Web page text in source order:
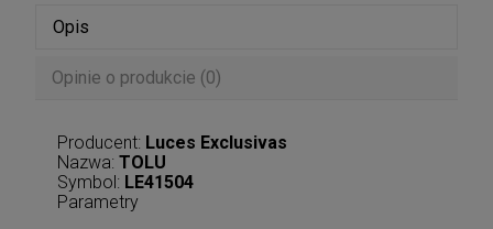
Opis
Opinie o produkcie (0)
Producent: Luces Exclusivas
Nazwa: TOLU
Symbol: LE41504
Parametry